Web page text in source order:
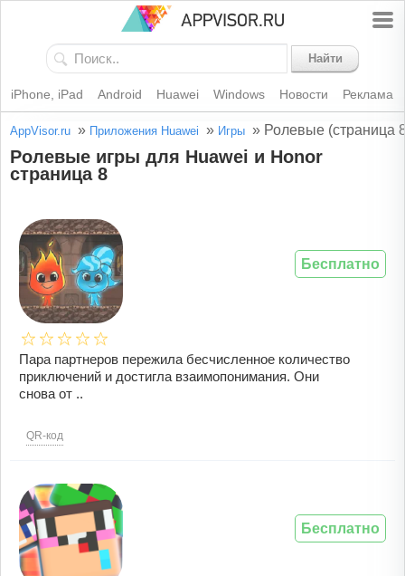
Найти
iPhone, iPad Android Huawei Windows Новости Реклама
AppVisor.ru » Приложения Huawei » Игры » Ролевые (страница
Ролевые игры для Huawei и Honor
страница 8
Пара партнеров пережила бесчисленное количество
приключений и достигла взаимопонимания. Они
снова от ..
QR-код
Бесплатно
Бесплатно